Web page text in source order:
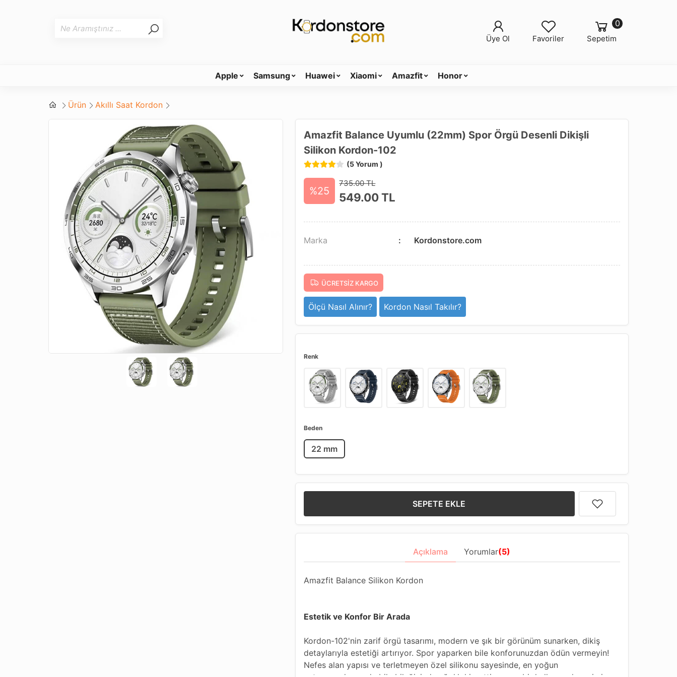
Sepetim
0
Favoriler
Üye Ol
Apple Samsung Huawei Xiaomi Amazfit Honor
Ürün Akıllı Saat Kordon
Amazfit Balance Uyumlu (22mm) Spor Örgü Desenli Dikişli
Silikon Kordon-102
(5 Yorum )
%25
735.00 TL
549.00TL
Marka Kordonstore.com
ÜCRETSIZ KARGO
Ölçü Nasıl Alınır? Kordon Nasıl Takılır?
Renk
Beden
22 mm
SEPETE EKLE
Açıklama Yorumlar(5)
Amazfit Balance Silikon Kordon
Estetik ve Konfor Bir Arada
Kordon-102'nin zarif örgü tasarımı, modern ve şık bir görünüm sunarken, dikiş
detaylarıyla estetiği artırıyor. Spor yaparken bile konforunuzdan ödün vermeyin!
Nefes alan yapısı ve terletmeyen özel silikonu sayesinde, en yoğun